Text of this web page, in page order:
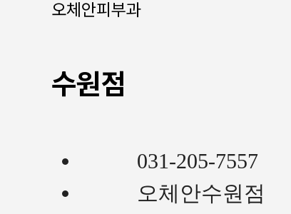
오체안피부과
수원점
031-205-7557
오체안수원점